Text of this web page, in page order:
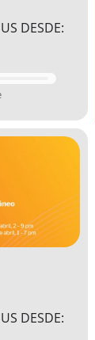
DESDE:
DESDE: